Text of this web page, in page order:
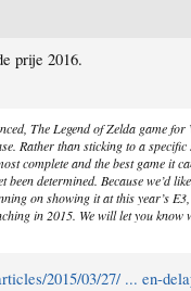
prije 2016.
The Legend of Zelda game
Rather than sticking to a specific
complete and the best game it
been determined. Because we’d
on showing it at this year’s
in 2015. We will let you know
2015/03/27/ ... en-